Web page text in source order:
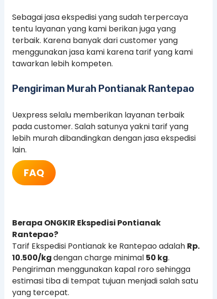
Sebagai jasa ekspedisi yang sudah terpercaya
tentu layanan yang kami berikan juga yang
terbaik. Karena banyak dari customer yang
menggunakan jasa kami karena tarif yang kami
tawarkan lebih kompeten.
Pengiriman Murah Pontianak Rantepao
Uexpress selalu memberikan layanan terbaik
pada customer. Salah satunya yakni tarif yang
lebih murah dibandingkan dengan jasa ekspedisi
lain.
FAQ
Berapa ONGKIR Ekspedisi Pontianak
Rantepao?
Tarif Ekspedisi Pontianak ke Rantepao adalah Rp.
10.500/kgdengan charge minimal 50 kg.
Pengiriman menggunakan kapal roro sehingga
estimasi tiba di tempat tujuan menjadi salah satu
yang tercepat.